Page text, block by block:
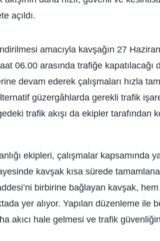
açıldı.
amacıyla kavşağın 27
06.00 arasında trafiğe kapatılacağı
devam ederek çalışmaları hızla
güzergâhlarda gerekli trafik
trafik akışı da ekipler tarafından
ekipleri, çalışmalar kapsamında
kavşak kısa sürede
birbirine bağlayan kavşak,
yer alıyor. Yapılan düzenleme ile
akıcı hale gelmesi ve trafik